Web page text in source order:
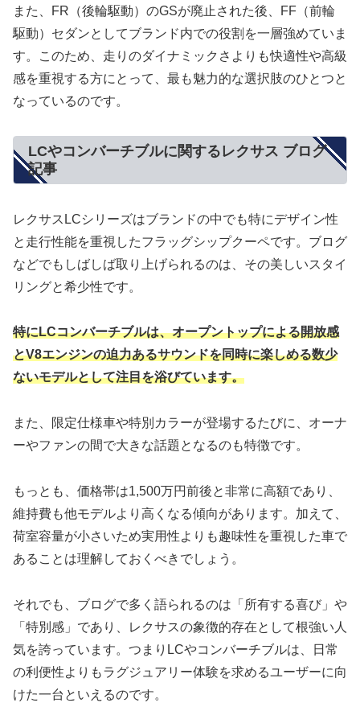
また、FR（後輪駆動）のGSが廃止された後、FF（前輪
駆動）セダンとしてブランド内での役割を一層強めていま
す。このため、走りのダイナミックさよりも快適性や高級
感を重視する方にとって、最も魅力的な選択肢のひとつと
なっているのです。
LCやコンバーチブルに関するレクサス ブログ
記事
レクサスLCシリーズはブランドの中でも特にデザイン性
と走行性能を重視したフラッグシップクーペです。ブログ
などでもしばしば取り上げられるのは、その美しいスタイ
リングと希少性です。
特にLCコンバーチブルは、オープントップによる開放感
とV8エンジンの迫力あるサウンドを同時に楽しめる数少
ないモデルとして注目を浴びています。
また、限定仕様車や特別カラーが登場するたびに、オーナ
ーやファンの間で大きな話題となるのも特徴です。
もっとも、価格帯は1,500万円前後と非常に高額であり、
維持費も他モデルより高くなる傾向があります。加えて、
荷室容量が小さいため実用性よりも趣味性を重視した車で
あることは理解しておくべきでしょう。
それでも、ブログで多く語られるのは「所有する喜び」や
「特別感」であり、レクサスの象徴的存在として根強い人
気を誇っています。つまりLCやコンバーチブルは、日常
の利便性よりもラグジュアリー体験を求めるユーザーに向
けた一台といえるのです。